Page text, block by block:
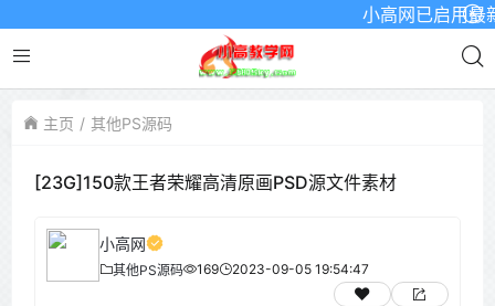
小高网已启用最
主页 其他PS源码
[23G]150款王者荣耀高清原画PSD源文件素材
小高网
其他PS源码 169 2023-09-05 19:54:47